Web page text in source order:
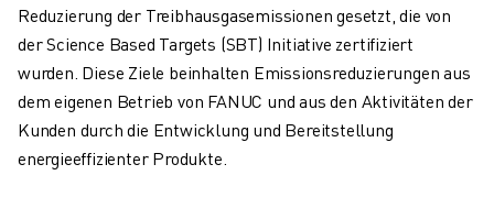
ELEKTRONIK
LEBENSMITTEL UND GETRÄNKE
MEDIZIN
KUNSTSTOFFE
LAGERHALTUNG, LOGISTIK, POST & PAKET
APPLIKATIONEN
Reduzierung der Treibhausgasemissionen gesetzt, die von
der Science Based Targets (SBT) Initiative zertifiziert
wurden. Diese Ziele beinhalten Emissionsreduzierungen aus
dem eigenen Betrieb von FANUC und aus den Aktivitäten der
Kunden durch die Entwicklung und Bereitstellung
energieeffizienter Produkte.